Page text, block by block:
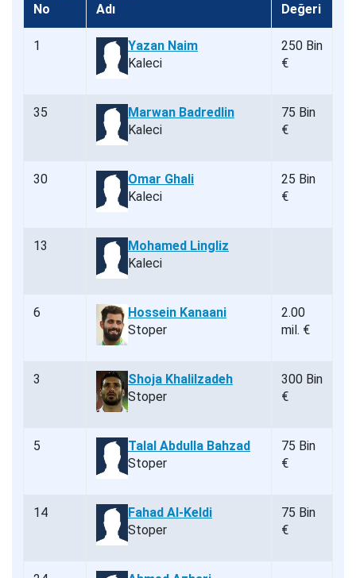
No
Adı
Değeri
1
Yazan Naim
Kaleci
250 Bin
€
35
Marwan Badredlin
Kaleci
75 Bin
€
30
Omar Ghali
Kaleci
25 Bin
€
13
Mohamed Lingliz
Kaleci
6
Hossein Kanaani
Stoper
2.00
mil. €
3
Shoja Khalilzadeh
Stoper
300 Bin
€
5
Talal Abdulla Bahzad
Stoper
75 Bin
€
14
Fahad Al-Keldi
Stoper
75 Bin
€